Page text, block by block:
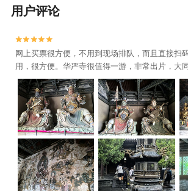
用户评论


网上买票很方便，不用到现场排队，而且直接扫
用，很方便。华严寺很值得一游，非常出片，大